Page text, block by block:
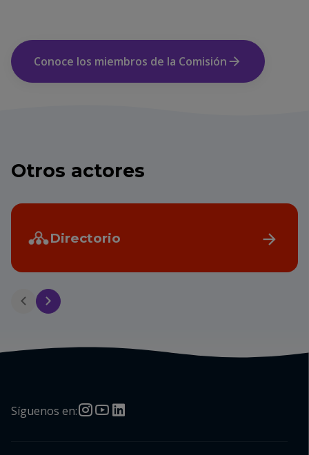
Conoce los miembros de la Comisión
Otros actores
Directorio
Síguenos en: